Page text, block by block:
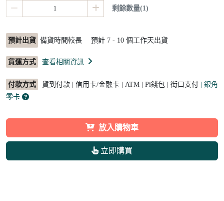
剩餘數量(1)
預計出貨 備貨時間較長 預計 7 - 10 個工作天出貨
貨運方式 查看相關資訊
付款方式 貨到付款 | 信用卡/金融卡 | ATM | Pi錢包 | 街口支付
| 銀角
零卡
放入購物車
立即購買